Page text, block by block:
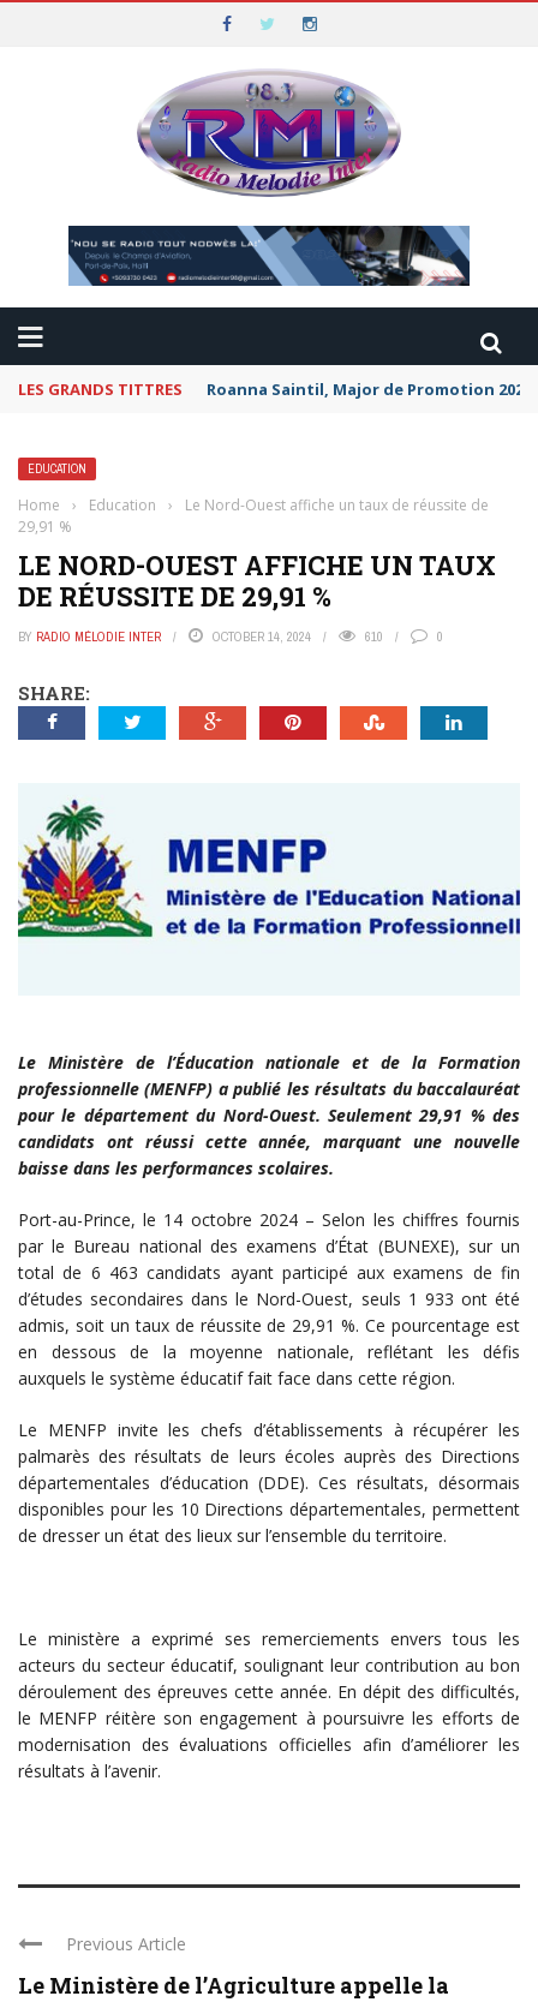
LES GRANDS TITTRES Roanna Saintil, Major de Promotion
EDUCATION
Home › Education ›
Le Nord-Ouest affiche un taux de réussite de
29,91 %
LE NORD-OUEST AFFICHE UN TAUX
DE RÉUSSITE DE 29,91 %
BY RADIO MÉLODIE INTER OCTOBER 14, 2024 610 0
SHARE:
Le Ministère de l’Éducation nationale et de la Formation
professionnelle (MENFP) a publié les résultats du baccalauréat
pour le département du Nord-Ouest. Seulement 29,91 % des
candidats ont réussi cette année, marquant une nouvelle
baisse dans les performances scolaires.
Port-au-Prince, le 14 octobre 2024 – Selon les chiffres fournis
par le Bureau national des examens d’État (BUNEXE), sur un
total de 6 463 candidats ayant participé aux examens de fin
d’études secondaires dans le Nord-Ouest, seuls 1 933 ont été
admis, soit un taux de réussite de 29,91 %. Ce pourcentage est
en dessous de la moyenne nationale, reflétant les défis
auxquels le système éducatif fait face dans cette région.
Le MENFP invite les chefs d’établissements à récupérer les
palmarès des résultats de leurs écoles auprès des Directions
départementales d’éducation (DDE). Ces résultats, désormais
disponibles pour les 10 Directions départementales, permettent
de dresser un état des lieux sur l’ensemble du territoire.
Le ministère a exprimé ses remerciements envers tous les
acteurs du secteur éducatif, soulignant leur contribution au bon
déroulement des épreuves cette année. En dépit des difficultés,
le MENFP réitère son engagement à poursuivre les efforts de
modernisation des évaluations officielles afin d’améliorer les
résultats à l’avenir.
Previous Article
Le Ministère de l’Agriculture appelle la